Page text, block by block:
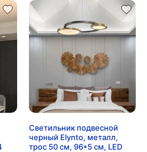
Светильник подвесной
черный Elynto, металл,
трос 50 см, 96*5 см, LED